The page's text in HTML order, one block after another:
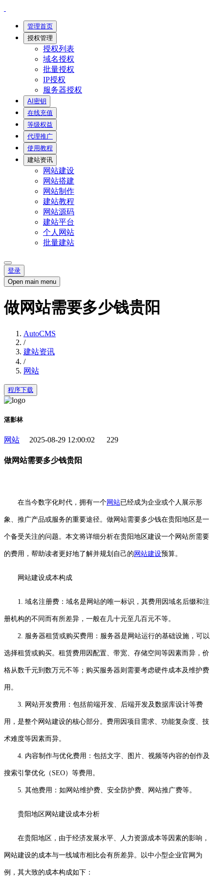
管理首页
授权管理
授权列表
域名授权
批量授权
IP授权
服务器授权
AI密钥
在线充值
等级权益
代理推广
使用教程
建站资讯
网站建设
网站搭建
网站制作
建站教程
网站源码
建站平台
个人网站
批量建站
登录
Open main menu
做网站需要多少钱贵阳
AutoCMS
/
建站资讯
/
网站
程序下载
湛影林
网站 2025-08-29 12:00:02 229
做网站需要多少钱贵阳
在当今数字化时代，拥有一个网站已经成为企业或个人展示形
象、推广产品或服务的重要途径。做网站需要多少钱在贵阳地区是一
个备受关注的问题。本文将详细分析在贵阳地区建设一个网站所需要
的费用，帮助读者更好地了解并规划自己的 网站建设预算。
网站建设成本构成
1. 域名注册费：域名是网站的唯一标识，其费用因域名后缀和注
册机构的不同而有所差异，一般在几十元至几百元不等。
2. 服务器租赁或购买费用：服务器是网站运行的基础设施，可以
选择租赁或购买。租赁费用因配置、带宽、存储空间等因素而异，价
格从数千元到数万元不等；购买服务器则需要考虑硬件成本及维护费
用。
3. 网站开发费用：包括前端开发、后端开发及数据库设计等费
用，是整个网站建设的核心部分。费用因项目需求、功能复杂度、技
术难度等因素而异。
4. 内容制作与优化费用：包括文字、图片、视频等内容的创作及
搜索引擎优化（SEO）等费用。
5. 其他费用：如网站维护费、安全防护费、网站推广费等。
贵阳地区网站建设成本分析
在贵阳地区，由于经济发展水平、人力资源成本等因素的影响，
网站建设的成本与一线城市相比会有所差异。以中小型企业官网为
例，其大致的成本构成如下：